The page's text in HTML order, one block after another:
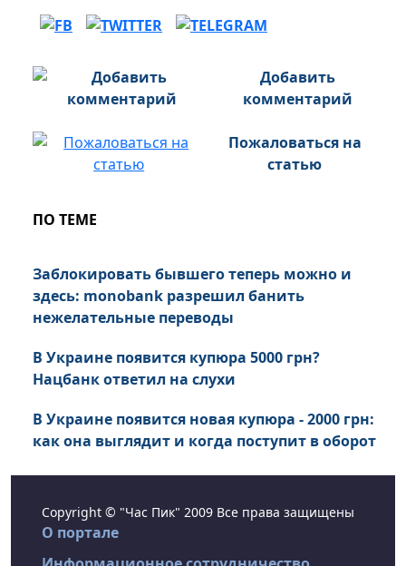
Добавить
комментарий
Пожаловаться на
статью
ПО ТЕМЕ
Заблокировать бывшего теперь можно и
здесь: monobank разрешил банить
нежелательные переводы
В Украине появится купюра 5000 грн?
Нацбанк ответил на слухи
В Украине появится новая купюра - 2000 грн:
как она выглядит и когда поступит в оборот
Copyright © "Час Пик" 2009 Все права защищены
О портале